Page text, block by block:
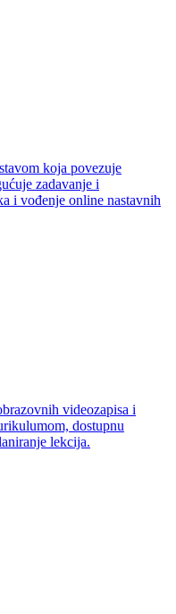
koja povezuje
zadavanje i
i vođenje online nastavnih
videozapisa i
dostupnu
lekcija.